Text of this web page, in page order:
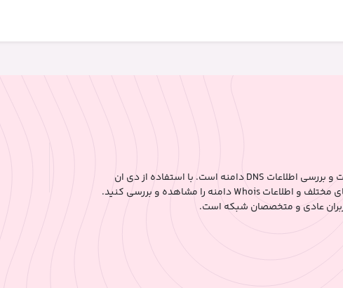
دی ان اس چی ابزاری قدرتمند و رایگان برای مدیریت و بررسی اطلاعات DNS دامنه است. با استفاده از دی ان
اس چی می‌توانید به سرعت اطلاعات DNS، رکوردهای مختلف و اطلاعات Whois دامنه را مشاهده و بررسی کنید.
عادی و متخصصان شبکه است.